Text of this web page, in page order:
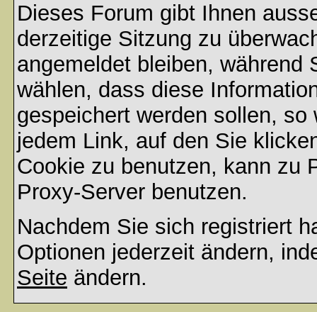
Dieses Forum gibt Ihnen
derzeitige Sitzung zu
angemeldet bleiben, während
wählen, dass diese
gespeichert werden sollen,
jedem Link, auf den Sie
Cookie zu benutzen, kann zu
Proxy-Server benutzen.
Nachdem Sie sich registriert
Optionen jederzeit ändern,
Seite ändern.